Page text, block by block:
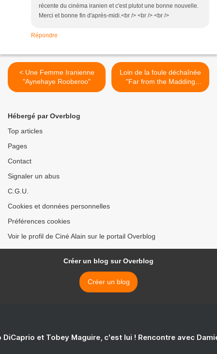
récente du cinéma iranien et c'est plutot une bonne nouvelle.
Merci et bonne fin d'après-midi.<br /> <br /> <br />
Répondre
< Une Femme Iranienne
"Aynehaye Rooberoo"
Loin de la foule déchaînée
"Far from the Madding
Crowd" >
Hébergé par Overblog
Top articles
Pages
Contact
Signaler un abus
C.G.U.
Cookies et données personnelles
Préférences cookies
Voir le profil de Ciné Alain sur le portail Overblog
Créer un blog sur Overblog
Créer un blog
DiCaprio et Tobey Maguire, c'est lui ! Rencontre avec